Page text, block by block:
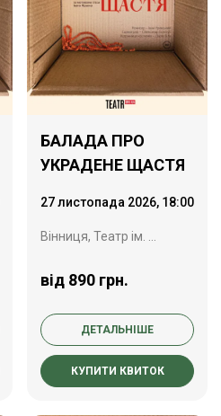
БАЛАДА ПРО
УКРАДЕНЕ ЩАСТЯ
27 листопада 2026, 18:00
Вінниця, Театр ім. Садовського
від 890 грн.
ДЕТАЛЬНІШЕ
КУПИТИ КВИТОК